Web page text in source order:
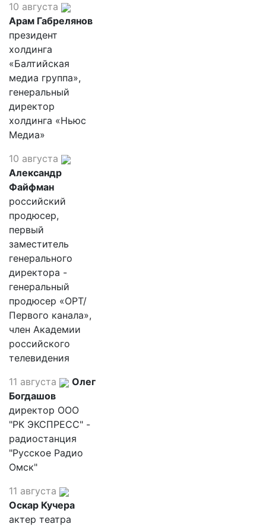
10 августа
Арам Габрелянов
президент
холдинга
«Балтийская
медиа группа»,
генеральный
директор
холдинга «Ньюс
Медиа»
10 августа
Александр
Файфман
российский
продюсер,
первый
заместитель
генерального
директора -
генеральный
продюсер «ОРТ/
Первого канала»,
член Академии
российского
телевидения
11 августа
Олег
Богдашов
директор ООО
"РК ЭКСПРЕСС" -
радиостанция
"Русское Радио
Омск"
11 августа
Оскар Кучера
актер театра